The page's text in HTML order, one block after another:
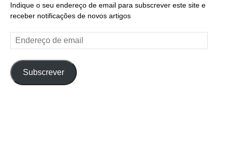
Indique o seu endereço de email para subscrever este site e
receber notificações de novos artigos
Endereço
de
Subscrever